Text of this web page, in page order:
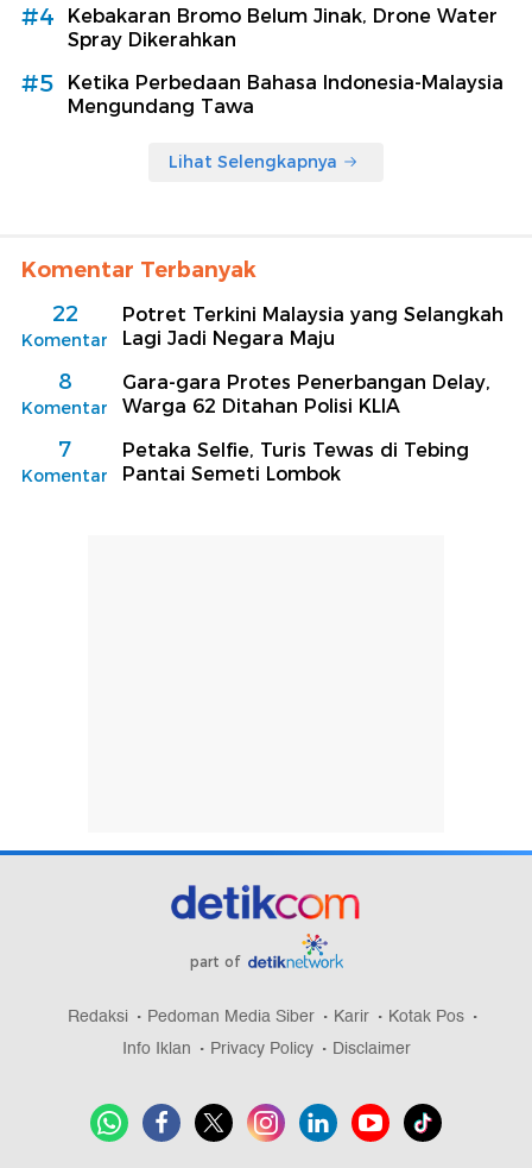
#4
Kebakaran Bromo Belum Jinak, Drone Water
Spray Dikerahkan
#5
Ketika Perbedaan Bahasa Indonesia-Malaysia
Mengundang Tawa
Lihat Selengkapnya
Komentar Terbanyak
22
Komentar
Potret Terkini Malaysia yang Selangkah
Lagi Jadi Negara Maju
8
Komentar
Gara-gara Protes Penerbangan Delay,
Warga 62 Ditahan Polisi KLIA
7
Komentar
Petaka Selfie, Turis Tewas di Tebing
Pantai Semeti Lombok
part of
Redaksi Pedoman Media Siber Karir
Kotak Pos
Info Iklan
Privacy Policy Disclaimer